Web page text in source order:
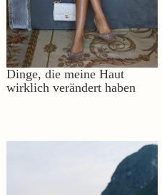
Dinge, die meine Haut
wirklich verändert haben